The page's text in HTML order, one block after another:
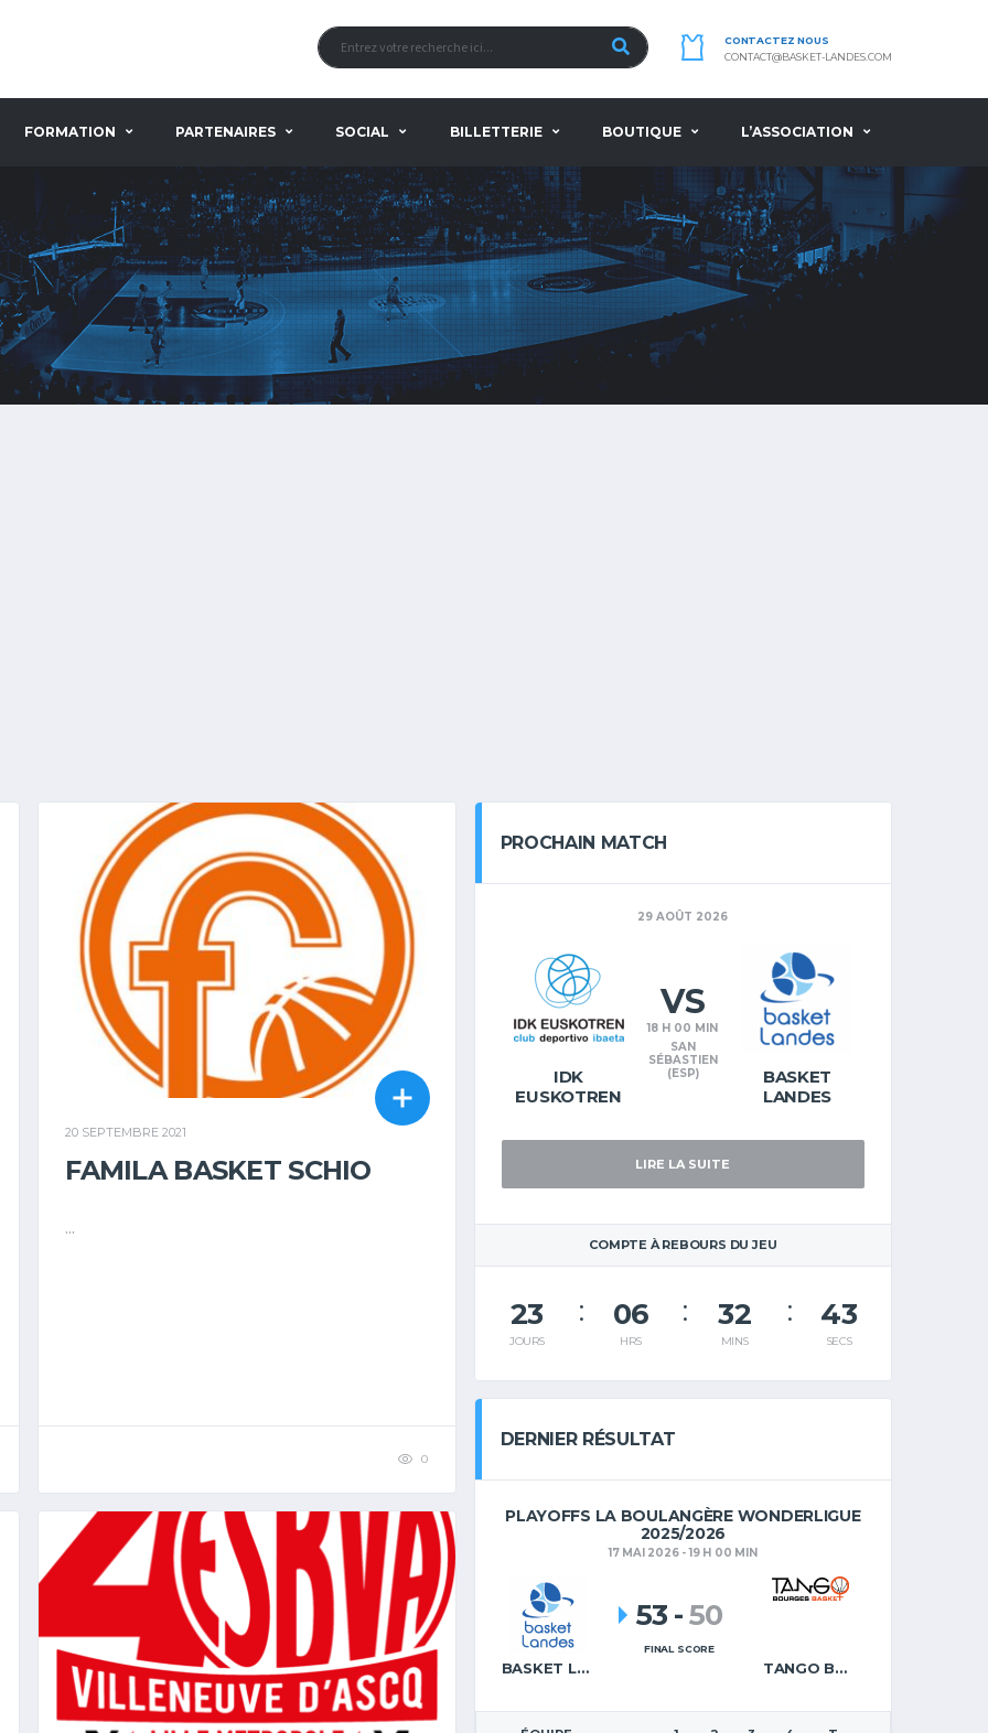
CONTACTEZ NOUS
CONTACT@BASKET-LANDES.COM
FORMATION PARTENAIRES SOCIAL BILLETTERIE BOUTIQUE L’ASSOCIATION
20 SEPTEMBRE 2021
FAMILA BASKET SCHIO
...
0
PROCHAIN MATCH
29 AOÛT 2026
IDK
EUSKOTREN
BASKET
LANDES
VS
18 H 00 MIN
SAN
SÉBASTIEN
(ESP)
LIRE LA SUITE
COMPTE À REBOURS DU JEU
23
JOURS
06
HRS
32
MINS
42
SECS
DERNIER RÉSULTAT
PLAYOFFS LA BOULANGÈRE WONDERLIGUE
2025/2026
17 MAI 2026 - 19 H 00 MIN
BASKET LANDES TANGO BOURGES BASKET
53 -50
FINAL SCORE